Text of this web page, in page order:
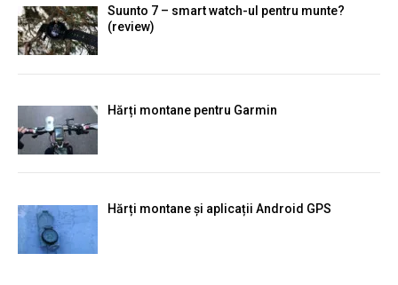
Suunto 7 – smart watch-ul pentru munte?
(review)
Hărți montane pentru Garmin
Hărți montane și aplicații Android GPS